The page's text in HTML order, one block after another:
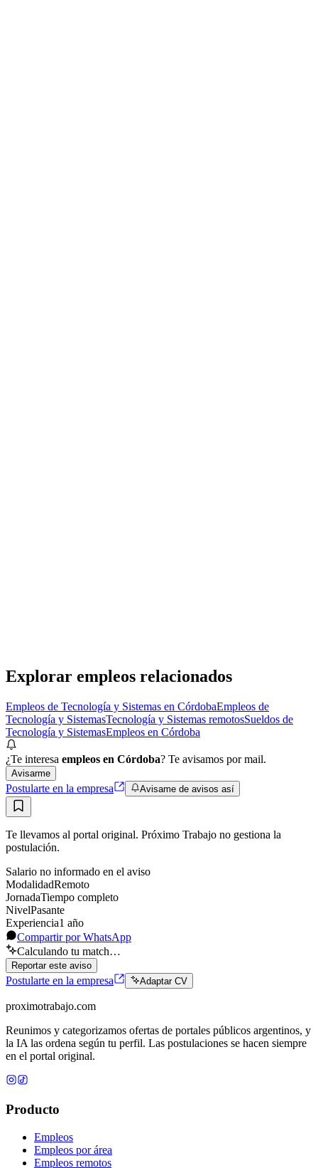
Explorar empleos relacionados
Empleos de Tecnología y Sistemas en CórdobaEmpleos de
Tecnología y SistemasTecnología y Sistemas remotosSueldos de
Tecnología y SistemasEmpleos en Córdoba
¿Te interesa empleos en Córdoba? Te avisamos por mail.
Avisarme
Postularte en la empresa Avisame de avisos así
Te llevamos al portal original. Próximo Trabajo no gestiona la
postulación.
Salario no informado en el aviso
ModalidadRemoto
JornadaTiempo completo
NivelPasante
Experiencia1 año
Compartir por WhatsApp
Calculando tu match…
Reportar este aviso
Postularte en la empresa Adaptar CV
proximotrabajo.com
Reunimos y categorizamos ofertas de portales públicos argentinos, y
la IA las ordena según tu perfil. Las postulaciones se hacen siempre
en el portal original.
Producto
Empleos
Empleos por área
Empleos remotos